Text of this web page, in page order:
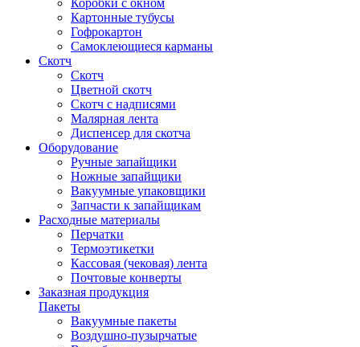
Картонные тубусы
Гофрокартон
Самоклеющиеся карманы
Скотч
Скотч
Цветной скотч
Скотч с надписями
Малярная лента
Диспенсер для скотча
Оборудование
Ручные запайщики
Ножные запайщики
Вакуумные упаковщики
Запчасти к запайщикам
Расходные материалы
Перчатки
Термоэтикетки
Кассовая (чековая) лента
Почтовые конверты
Заказная продукция
Пакеты
Вакуумные пакеты
Воздушно-пузырчатые